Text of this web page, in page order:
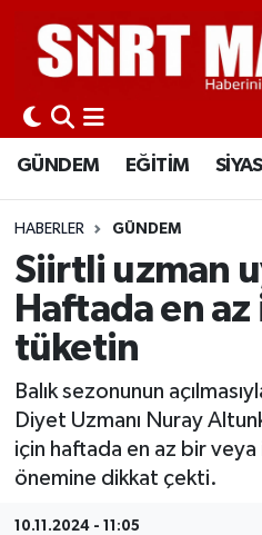
GÜNDEM EĞİTİM
HABERLER GÜNDEM
Siirtli uzman
Haftada en az
tüketin
Balık sezonunun
Diyet Uzmanı Nuray
için haftada en az bir
önemine dikkat çekti.
10.11.2024 - 11:05
GÜNDEM
EĞİTİM
SİYASET
EKONOMİ
SPOR
KÜLTÜR-SANAT
SAĞLIK-YAŞAM
Siirt Nöbetçi
Siirt Hava Durumu
Siirt Namaz Vakitleri
Siirt Trafik Yoğunluk
Süper Lig Puan
Son Dakika Haberleri
Haber Arşivi